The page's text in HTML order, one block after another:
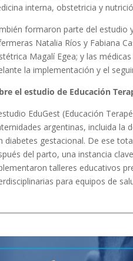
interna, obstetricia y
formaron parte del estudio
Natalia Ríos y Fabiana
Magalí Egea; y las
la implementación y el
el estudio de Educación
EduGest (Educación
argentinas, incluida la
diabetes gestacional. De ese
del parto, una instancia
talleres educativos
para equipos de